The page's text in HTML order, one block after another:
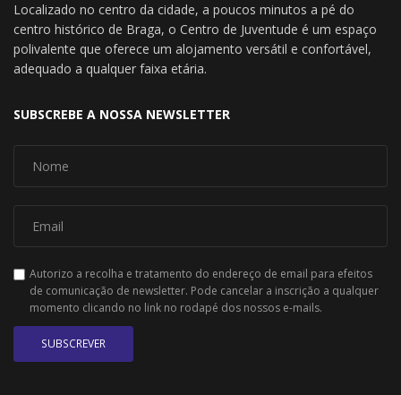
Localizado no centro da cidade, a poucos minutos a pé do
centro histórico de Braga, o Centro de Juventude é um espaço
polivalente que oferece um alojamento versátil e confortável,
adequado a qualquer faixa etária.
SUBSCREBE A NOSSA NEWSLETTER
Autorizo a recolha e tratamento do endereço de email para efeitos
de comunicação de newsletter. Pode cancelar a inscrição a qualquer
momento clicando no link no rodapé dos nossos e-mails.
SUBSCREVER